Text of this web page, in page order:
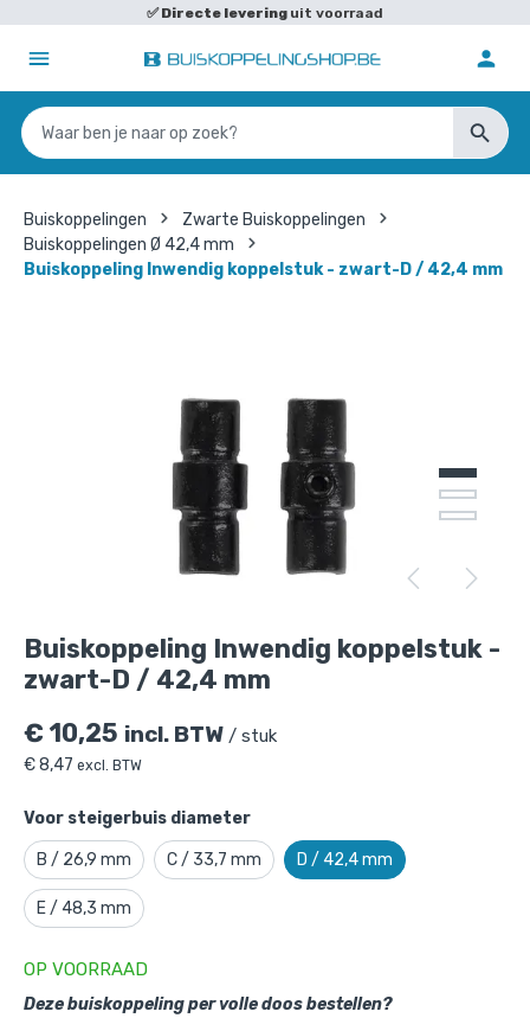
✅Directe levering uit voorraad
Buiskoppelingen
Zwarte Buiskoppelingen
Buiskoppelingen Ø 42,4 mm
Buiskoppeling Inwendig koppelstuk - zwart-D / 42,4 mm
Buiskoppeling Inwendig koppelstuk -
zwart-D / 42,4 mm
€ 10,25 incl. BTW / stuk
€8,47 excl. BTW
Voor steigerbuis diameter
B / 26,9 mm C / 33,7 mm D / 42,4 mm
E / 48,3 mm
OP VOORRAAD
Deze buiskoppeling per volle doos bestellen?
winkelmandje
Buiskoppeling Inwendig koppelstuk -
zwart-D / 42,4 mm
Gekozen aantal: x
Productnummer: 101009ZWD